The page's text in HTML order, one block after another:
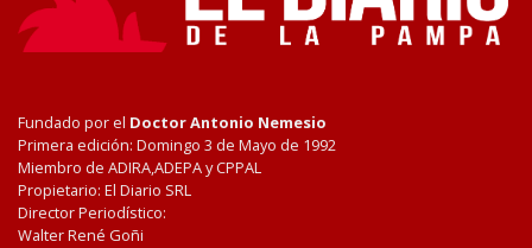
Fundado por el Doctor Antonio Nemesio
Primera edición: Domingo 3 de Mayo de 1992
Miembro de ADIRA,ADEPA y CPPAL
Propietario: El Diario SRL
Director Periodístico:
Walter René Goñi